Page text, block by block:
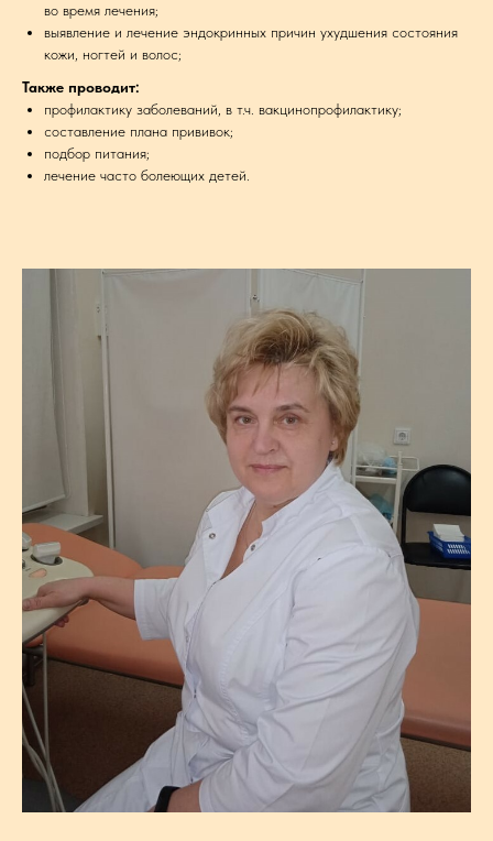
во время лечения;
выявление и лечение эндокринных причин ухудшения состояния
кожи, ногтей и волос;
Также проводит:
профилактику заболеваний, в т.ч. вакцинопрофилактику;
составление плана прививок;
подбор питания;
лечение часто болеющих детей.